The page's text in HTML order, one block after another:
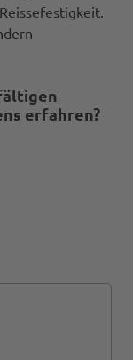
erfahren?